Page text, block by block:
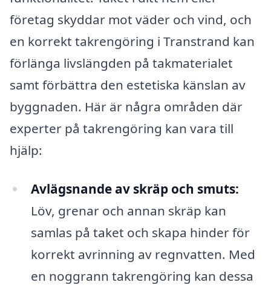
företag skyddar mot väder och vind, och
en korrekt takrengöring i Transtrand kan
förlänga livslängden på takmaterialet
samt förbättra den estetiska känslan av
byggnaden. Här är några områden där
experter på takrengöring kan vara till
hjälp:
Avlägsnande av skräp och smuts:
Löv, grenar och annan skräp kan
samlas på taket och skapa hinder för
korrekt avrinning av regnvatten. Med
en noggrann takrengöring kan dessa